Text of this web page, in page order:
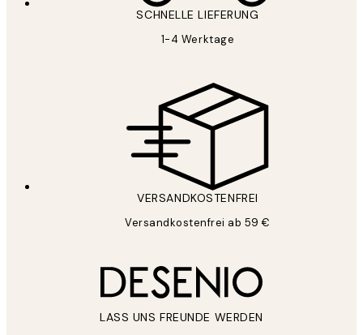
SCHNELLE LIEFERUNG
1-4 Werktage
VERSANDKOSTENFREI
Versandkostenfrei ab 59 €
LASS UNS FREUNDE WERDEN